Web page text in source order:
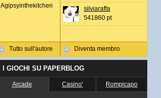
Agipsyinthekitchen
Tutto sull'autore
silviaraffa
541860 pt
Diventa membro
I GIOCHI SU PAPERBLOG
Arcade Casino' Rompicapo